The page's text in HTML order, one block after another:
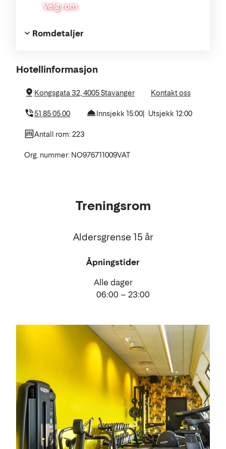
Velg rom
Romdetaljer
Om
hotellet
Hotellinformasjon
Kongsgata 32, 4005 Stavanger Kontakt oss
51 85 05 00 Innsjekk 15:00 Utsjekk 12:00
Antall rom: 223
Org. nummer: NO976711009VAT
Treningsrom
Aldersgrense 15 år
Åpningstider
Alle dager
06:00 – 23:00